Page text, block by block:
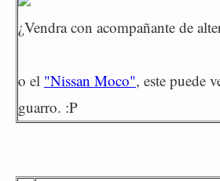
¿Vendra con acompañante de
o el "Nissan Moco", este puede
guarro. :P